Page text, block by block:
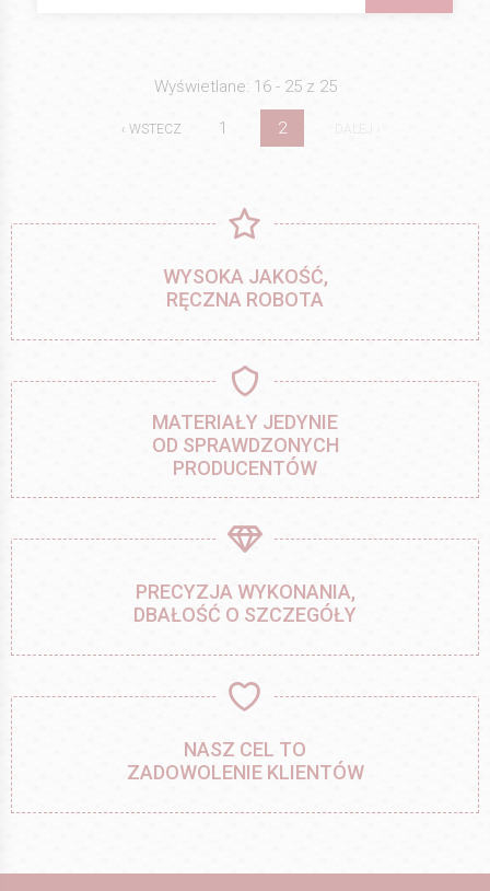
Wyświetlane: 16 - 25 z 25
‹ WSTECZ 1 2
WYSOKA JAKOŚĆ,
RĘCZNA ROBOTA
MATERIAŁY JEDYNIE
OD SPRAWDZONYCH
PRODUCENTÓW
PRECYZJA WYKONANIA,
DBAŁOŚĆ O SZCZEGÓŁY
NASZ CEL TO
ZADOWOLENIE KLIENTÓW